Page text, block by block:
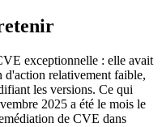
exceptionnelle : elle avait
d'action relativement faible,
les versions. Ce qui
2025 a été le mois le
de CVE dans